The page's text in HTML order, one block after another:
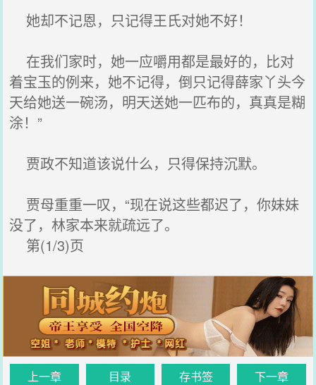
她却不记恩，只记得王氏对她不好！
在我们家时，她一应嚼用都是最好的，比对
着宝玉的例来，她不记得，倒只记得薛家丫头今
天给她送一碗汤，明天送她一匹布的，真真是糊
涂！”
贾政不知道该说什么，只得保持沉默。
贾母重重一叹，“现在说这些都迟了，你妹妹
没了，林家本来就疏远了。
第(1/3)页
上一章 目录 存书签 下一章